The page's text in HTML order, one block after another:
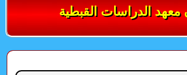
معهد الدراسات القبطية